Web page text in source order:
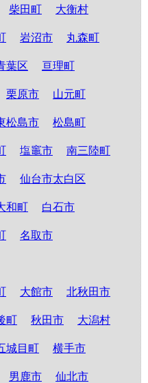
柴田町 大衡村
岩沼市 丸森町
葉区 亘理町
栗原市 山元町
松島市 松島町
塩竈市 南三陸町
仙台市太白区
和町 白石市
名取市
大館市 北秋田市
町 秋田市 大潟村
城目町 横手市
男鹿市 仙北市